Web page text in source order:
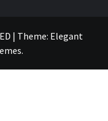
| Theme: Elegant
.